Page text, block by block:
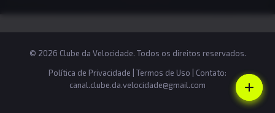
© 2026 Clube da Velocidade. Todos os direitos reservados.
Política de Privacidade
Termos de Uso | Contato:
canal.clube.da.velocidade@gmail.com